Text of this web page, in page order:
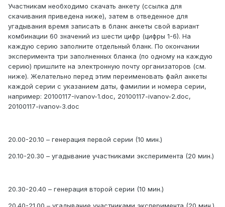
Участникам необходимо скачать анкету (ссылка для
скачивания приведена ниже), затем в отведенное для
угадывания время записать в бланк анкеты свой вариант
комбинации 60 значений из шести цифр (цифры 1-6). На
каждую серию заполните отдельный бланк. По окончании
эксперимента три заполненных бланка (по одному на каждую
серию) пришлите на электронную почту организаторов (см.
ниже). Желательно перед этим переименовать файл анкеты
каждой серии с указанием даты, фамилии и номера серии,
например: 20100117-ivanov-1.doc, 20100117-ivanov-2.doc,
20100117-ivanov-3.doc
20.00-20.10 – генерация первой серии (10 мин.)
20.10-20.30 – угадывание участниками эксперимента (20 мин.)
20.30-20.40 – генерация второй серии (10 мин.)